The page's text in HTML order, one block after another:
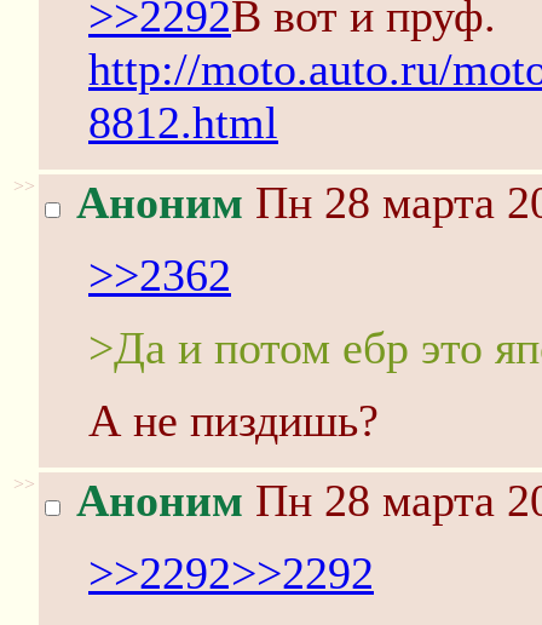
>>2292B вот и пруф.
http://moto.auto.ru/
8812.html
>> Аноним Пн 28 марта
>>2362
>Да и потом ебр это
А не пиздишь?
>> Аноним Пн 28 марта
>>2292>>2292